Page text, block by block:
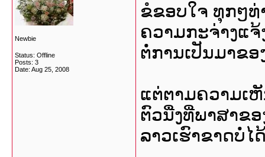
Newbie
Status: Offline
Posts: 3
Date: Aug 25, 2008
ຂໍຂອບໃຈ ທຸກໆ
ຄວາມກະຈ່າງແຈ້
ຕໍ່ການເປັນມາຂ
ແຕ່ຕາມຄວາມເ
ຕົວນື່ງທີ່ພາສາຂອ
ລາວເຮົາຂາດບໍ່ໄ